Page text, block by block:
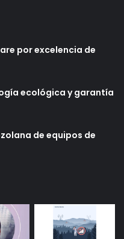
por excelencia de
ecológica y garantía
de equipos de